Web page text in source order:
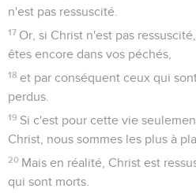
n'est pas ressuscité.
17 Or, si Christ n'est pas
êtes encore dans vos péchés,
18 et par conséquent ceux qui
perdus.
19 Si c'est pour cette vie
Christ, nous sommes les plus à
20 Mais en réalité, Christ est
qui sont morts.